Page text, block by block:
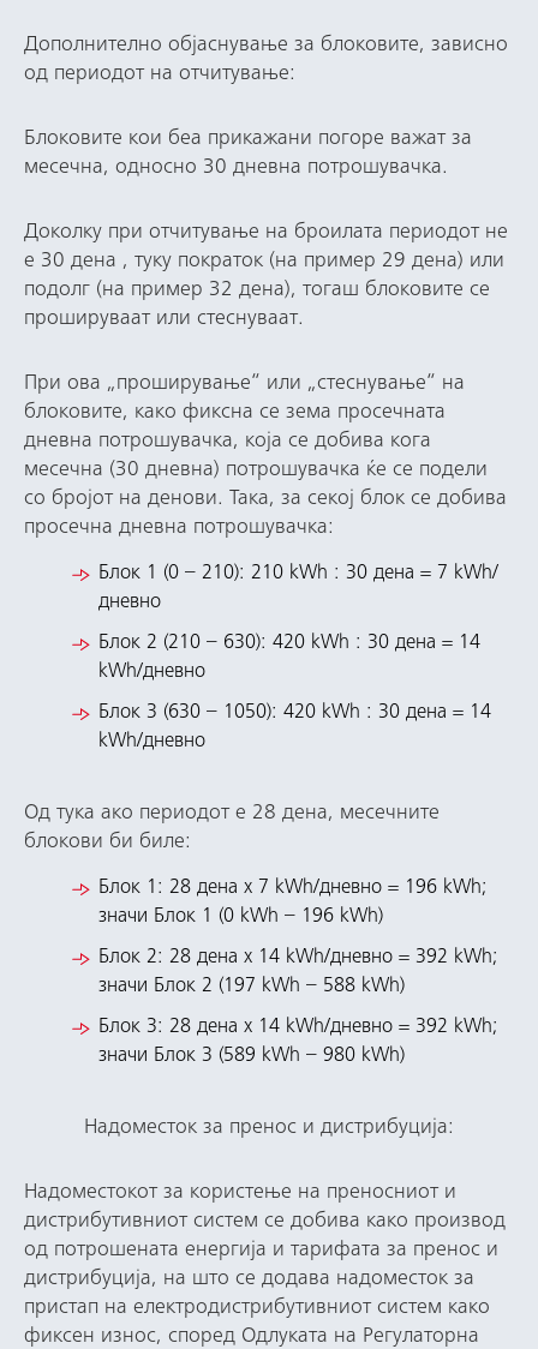
Дополнително објаснување за блоковите, зависно
од периодот на отчитување:
Блоковите кои беа прикажани погоре важат за
месечна, односно 30 дневна потрошувачка.
Доколку при отчитување на броилата периодот не
е 30 дена , туку пократок (на пример 29 дена) или
подолг (на пример 32 дена), тогаш блоковите се
прошируваат или стеснуваат.
При ова „проширување“ или „стеснување“ на
блоковите, како фиксна се зема просечната
дневна потрошувачка, која се добива кога
месечна (30 дневна) потрошувачка ќе се подели
со бројот на денови. Така, за секој блок се добива
просечна дневна потрошувачка:
Блок 1 (0 – 210): 210 kWh : 30 дена = 7 kWh/
дневно
Блок 2 (210 – 630): 420 kWh : 30 дена = 14
kWh/дневно
Блок 3 (630 – 1050): 420 kWh : 30 дена = 14
kWh/дневно
Од тука ако периодот е 28 дена, месечните
блокови би биле:
Блок 1: 28 дена х 7 kWh/дневно = 196 kWh;
значи Блок 1 (0 kWh – 196 kWh)
Блок 2: 28 дена х 14 kWh/дневно = 392 kWh;
значи Блок 2 (197 kWh – 588 kWh)
Блок 3: 28 дена х 14 kWh/дневно = 392 kWh;
значи Блок 3 (589 kWh – 980 kWh)
Надоместок за пренос и дистрибуција:
Надоместокот за користење на преносниот и
дистрибутивниот систем се добива како производ
од потрошената енергија и тарифата за пренос и
дистрибуција, на што се додава надоместок за
пристап на електродистрибутивниот систем како
фиксен износ, според Одлуката на Регулаторна